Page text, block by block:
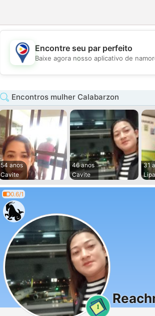
💖
Encontre seu par perfeito
Baixe agora nosso aplicativo de
Encontros mulher Calabarzon
54 anos
Cavite
46 anos
Cavite
31
0.6/1
1